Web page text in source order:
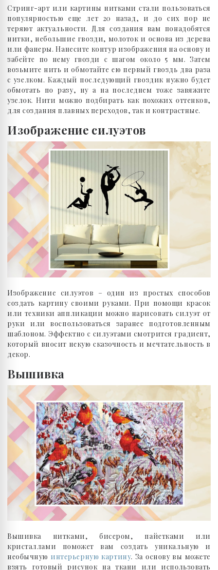
Стринг-арт или картины нитками стали пользоваться
популярностью еще лет 20 назад, и до сих пор не
теряют актуальности. Для создания вам понадобятся
нитки, небольшие гвозди, молоток и основа из дерева
или фанеры. Нанесите контур изображения на основу и
забейте по нему гвозди с шагом около 5 мм. Затем
возьмите нить и обмотайте ею первый гвоздь два раза
с узелком. Каждый последующий гвоздик нужно будет
обмотать по разу, ну а на последнем тоже завяжите
узелок. Нити можно подбирать как похожих оттенков,
для создания плавных переходов, так и контрастные.
Изображение силуэтов
Изображение силуэтов – один из простых способов
создать картину своими руками. При помощи красок
или техники аппликации можно нарисовать силуэт от
руки или воспользоваться заранее подготовленным
шаблоном. Эффектно с силуэтами смотрится градиент,
который вносит некую сказочность и мечтательность в
декор.
Вышивка
Вышивка нитками, бисером, пайетками или
кристаллами поможет вам создать уникальную и
необычную интерьерную картину. За основу вы можете
взять готовый рисунок на ткани или использовать